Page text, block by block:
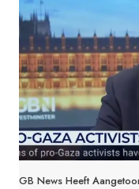
GB News Heeft